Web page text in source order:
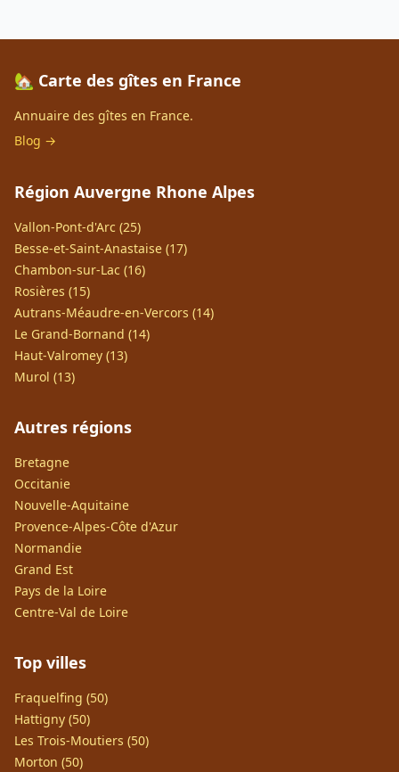
🏡 Carte des gîtes en France
Annuaire des gîtes en France.
Blog →
Région Auvergne Rhone Alpes
Vallon-Pont-d'Arc (25)
Besse-et-Saint-Anastaise (17)
Chambon-sur-Lac (16)
Rosières (15)
Autrans-Méaudre-en-Vercors (14)
Le Grand-Bornand (14)
Haut-Valromey (13)
Murol (13)
Autres régions
Bretagne
Occitanie
Nouvelle-Aquitaine
Provence-Alpes-Côte d'Azur
Normandie
Grand Est
Pays de la Loire
Centre-Val de Loire
Top villes
Fraquelfing (50)
Hattigny (50)
Les Trois-Moutiers (50)
Morton (50)